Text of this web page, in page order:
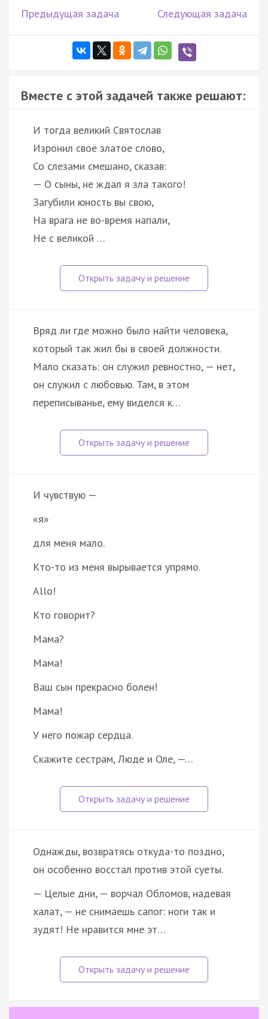
Предыдущая задача Следующая задача
Вместе с этой задачей также решают:
И тогда великий Святослав
Изронил своё златое слово,
Со слезами смешано, сказав:
— О сыны, не ждал я зла такого!
Загубили юность вы свою,
На врага не во-время напали,
Не с великой …
Вряд ли где можно было найти человека,
который так жил бы в своей должности.
Мало сказать: он служил ревностно, — нет,
он служил с любовью. Там, в этом
переписыванье, ему виделся к…
И чувствую —
«я»
для меня мало.
Кто-то из меня вырывается упрямо.
Allo!
Кто говорит?
Мама?
Мама!
Ваш сын прекрасно болен!
Мама!
У него пожар сердца.
Скажите сестрам, Люде и Оле, —…
Однажды, возвратясь откуда-то поздно,
он особенно восстал против этой суеты.
— Целые дни, — ворчал Обломов, надевая
халат, — не снимаешь сапог: ноги так и
зудят! Не нравится мне эт…